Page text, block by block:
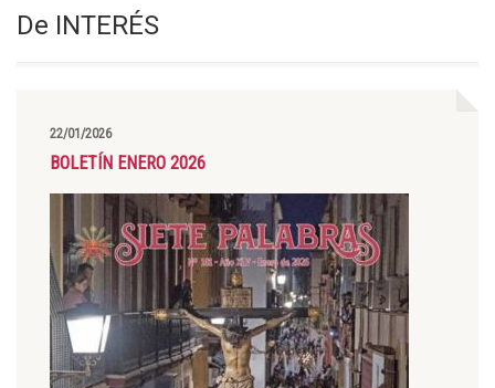
De INTERÉS
22/01/2026
BOLETÍN ENERO 2026